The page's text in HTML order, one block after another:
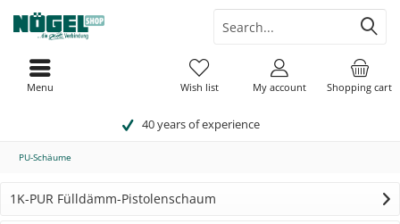
40 years of experience
Shopping cart
Wish list My account
Menu
PU-Schäume
1K-PUR Fülldämm-Pistolenschaum